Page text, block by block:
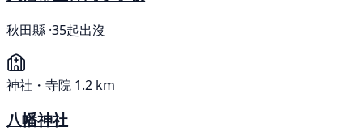
秋田縣 ·35起出沒
神社・寺院 1.2 km
八幡神社